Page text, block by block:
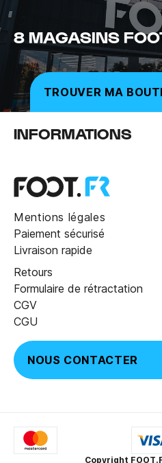
8 MAGASINS
TROUVER MA
INFORMATIONS
Mentions légales
Paiement sécurisé
Livraison rapide
Retours
Formulaire de rétractation
CGV
CGU
NOUS CONTACTER
Copyright